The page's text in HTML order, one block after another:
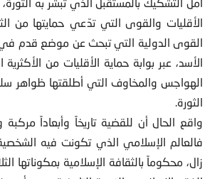
الأقليات والقوى التي تدّعي حمايتها من
القوى الدولية التي تبحث عن موضع قدم
الأسد، عبر بوابة حماية الأقليات من
الهواجس والمخاوف التي أطلقتها ظواهر
الثورة.
واقع الحال أن للقضية تاريخاً وأبعاداً
فالعالم الإسلامي الذي تكونت فيه
زال، محكوماً بالثقافة الإسلامية بمكوناتها
الفقه الإسلامي، التجربة التاريخية، ومع أن